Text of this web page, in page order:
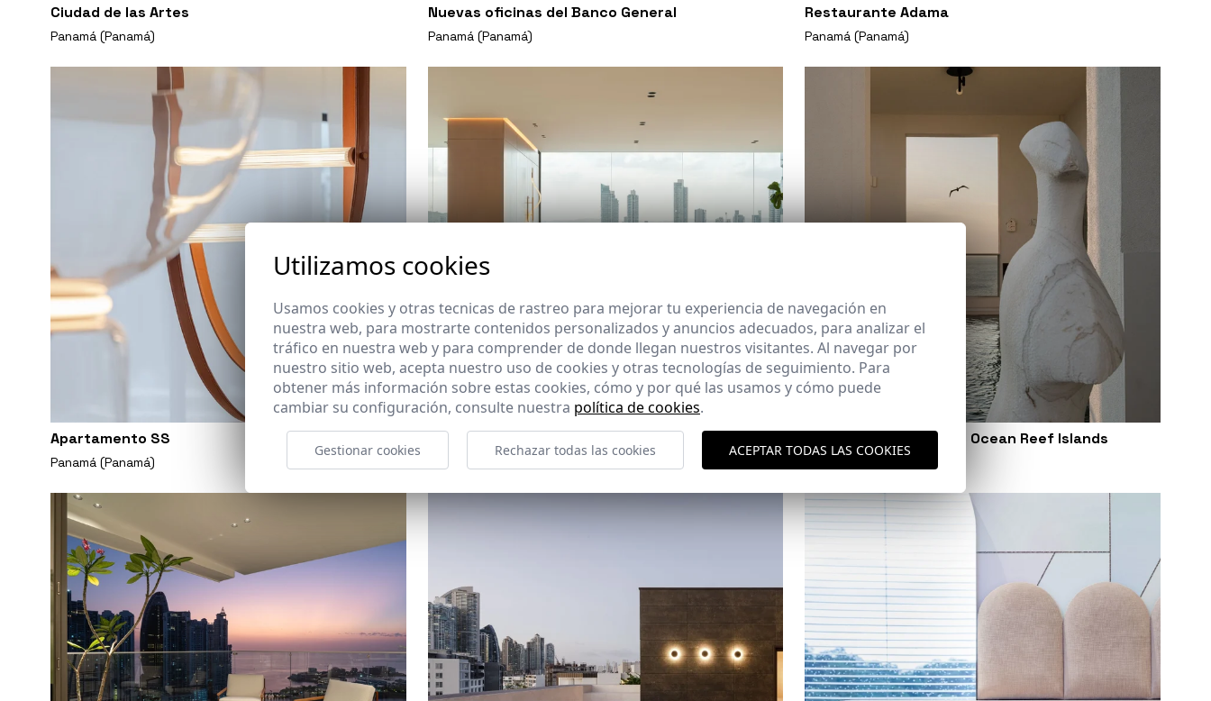
Ciudad de las Artes
Panamá (Panamá)
Nuevas oficinas del Banco General
Panamá (Panamá)
Restaurante Adama
Panamá (Panamá)
Apartamento SS
Panamá (Panamá)
Apartamento HR Vivienda unifamiliar en Ocean Reef Islands
Utilizamos cookies
Usamos cookies y otras tecnicas de rastreo para mejorar tu experiencia de navegación en
nuestra web, para mostrarte contenidos personalizados y anuncios adecuados, para analizar el
tráfico en nuestra web y para comprender de donde llegan nuestros visitantes. Al navegar por
nuestro sitio web, acepta nuestro uso de cookies y otras tecnologías de seguimiento. Para
obtener más información sobre estas cookies, cómo y por qué las usamos y cómo puede
cambiar su configuración, consulte nuestra política de cookies.
Gestionar cookies Rechazar todas las cookies ACEPTAR TODAS LAS COOKIES